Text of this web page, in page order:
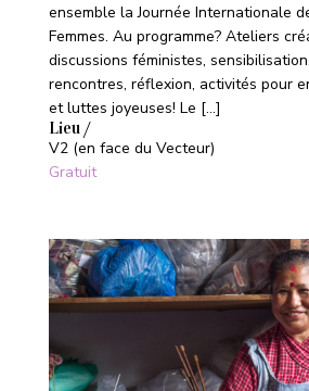
ensemble la Journée Internationale
Femmes. Au programme? Ateliers
discussions féministes,
rencontres, réflexion, activités pour
et luttes joyeuses! Le […]
Lieu /
V2 (en face du Vecteur)
Gratuit